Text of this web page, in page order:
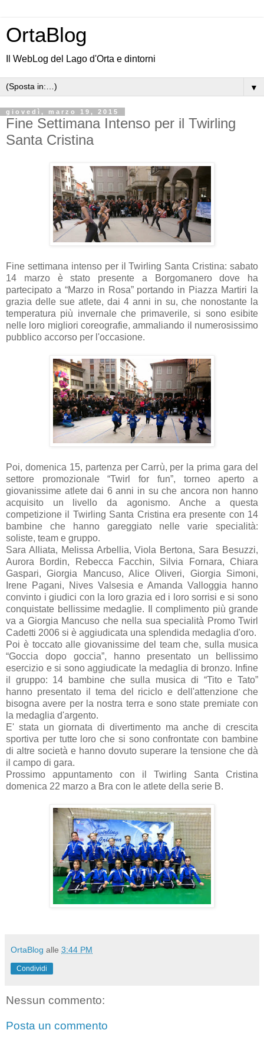
OrtaBlog
Il WebLog del Lago d'Orta e dintorni
▼
giovedì, marzo 19, 2015
Fine Settimana Intenso per il Twirling
Santa Cristina
Fine settimana intenso per il Twirling Santa Cristina: sabato
14 marzo è stato presente a Borgomanero dove ha
partecipato a “Marzo in Rosa” portando in Piazza Martiri la
grazia delle sue atlete, dai 4 anni in su, che nonostante la
temperatura più invernale che primaverile, si sono esibite
nelle loro migliori coreografie, ammaliando il numerosissimo
pubblico accorso per l'occasione.
Poi, domenica 15, partenza per Carrù, per la prima gara del
settore promozionale “Twirl for fun”, torneo aperto a
giovanissime atlete dai 6 anni in su che ancora non hanno
acquisito un livello da agonismo. Anche a questa
competizione il Twirling Santa Cristina era presente con 14
bambine che hanno gareggiato nelle varie specialità:
soliste, team e gruppo.
Sara Alliata, Melissa Arbellia, Viola Bertona, Sara Besuzzi,
Aurora Bordin, Rebecca Facchin, Silvia Fornara, Chiara
Gaspari, Giorgia Mancuso, Alice Oliveri, Giorgia Simoni,
Irene Pagani, Nives Valsesia e Amanda Valloggia hanno
convinto i giudici con la loro grazia ed i loro sorrisi e si sono
conquistate bellissime medaglie. Il complimento più grande
va a Giorgia Mancuso che nella sua specialità Promo Twirl
Cadetti 2006 si è aggiudicata una splendida medaglia d'oro.
Poi è toccato alle giovanissime del team che, sulla musica
“Goccia dopo goccia”, hanno presentato un bellissimo
esercizio e si sono aggiudicate la medaglia di bronzo. Infine
il gruppo: 14 bambine che sulla musica di “Tito e Tato”
hanno presentato il tema del riciclo e dell'attenzione che
bisogna avere per la nostra terra e sono state premiate con
la medaglia d'argento.
E' stata un giornata di divertimento ma anche di crescita
sportiva per tutte loro che si sono confrontate con bambine
di altre società e hanno dovuto superare la tensione che dà
il campo di gara.
Prossimo appuntamento con il Twirling Santa Cristina
domenica 22 marzo a Bra con le atlete della serie B.
OrtaBlog alle 3:44 PM
Condividi
Nessun commento:
Posta un commento